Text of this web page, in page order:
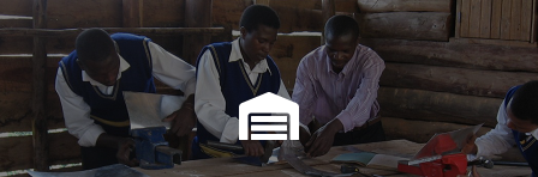
Der weitere Ausbau der
Werkstätten.
Der weitere Ausbau der Werkstätten bleibt eine große